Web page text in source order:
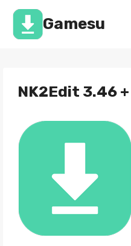
Перейти
содержимомуGamesu
NK2Edit 3.46